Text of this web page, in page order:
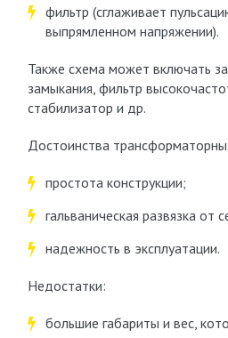
фильтр (сглаживает
выпрямленном напряжении).
Также схема может включать
замыкания, фильтр
стабилизатор и др.
Достоинства
простота конструкции;
гальваническая развязка от
надежность в эксплуатации.
Недостатки:
большие габариты и вес,